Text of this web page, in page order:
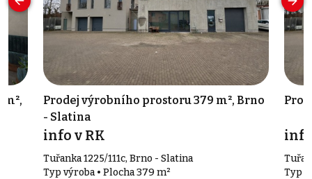
Prodej výrobního prostoru 379 m², Brno
- Slatina
info v RK
Tuřanka 1225/111c, Brno - Slatina
Typ výroba • Plocha 379 m²
Typ